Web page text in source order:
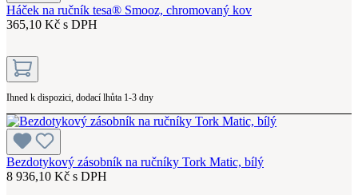
Háček na ručník tesa® Smooz, chromovaný kov
365,10 Kč s DPH
Ihned k dispozici, dodací lhůta 1-3 dny
Bezdotykový zásobník na ručníky Tork Matic, bílý
8 936,10 Kč s DPH